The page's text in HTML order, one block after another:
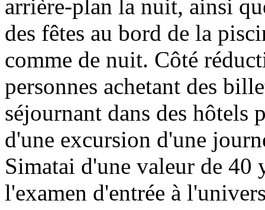
arrière-plan la nuit, ainsi
des fêtes au bord de la
comme de nuit. Côté
personnes achetant des
séjournant dans des hôtels
d'une excursion d'une
Simatai d'une valeur de 40
l'examen d'entrée à